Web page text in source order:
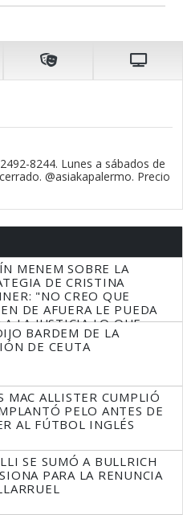
8244. Lunes a sábados de
@asiakapalermo. Precio
MENEM SOBRE LA
DE CRISTINA
"NO CREO QUE
DE AFUERA LE PUEDA
A LA JUSTICIA LO QUE
HACER"
BARDEM DE LA
DE CEUTA
MAC ALLISTER CUMPLIÓ
PELO ANTES DE
AL FÚTBOL INGLÉS
SE SUMÓ A BULLRICH
PARA LA RENUNCIA